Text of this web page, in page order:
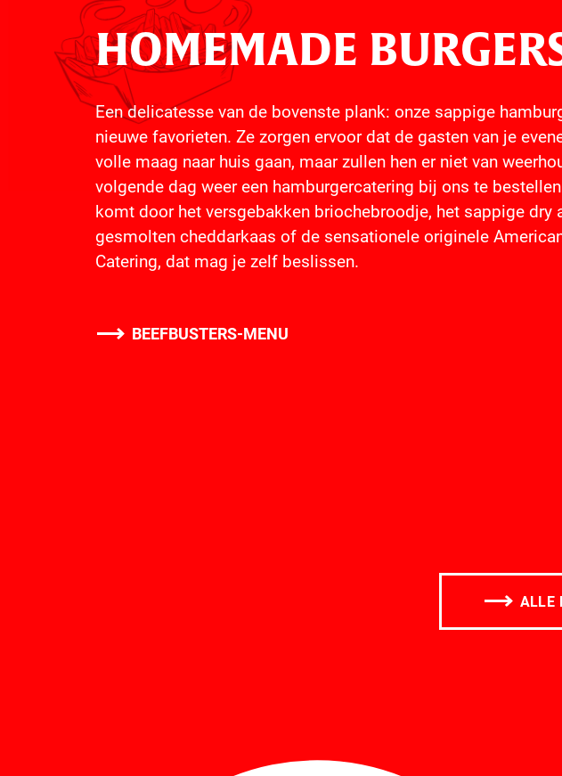
HOMEMADE
Een delicatesse van de bovenste plank: onze sappige
nieuwe favorieten. Ze zorgen ervoor dat de gasten van je
volle maag naar huis gaan, maar zullen hen er niet van
volgende dag weer een hamburgercatering bij ons te
komt door het versgebakken briochebroodje, het sappige dry
gesmolten cheddarkaas of de sensationele originele
Catering, dat mag je zelf beslissen.
BEEFBUSTERS-MENU
ALLE